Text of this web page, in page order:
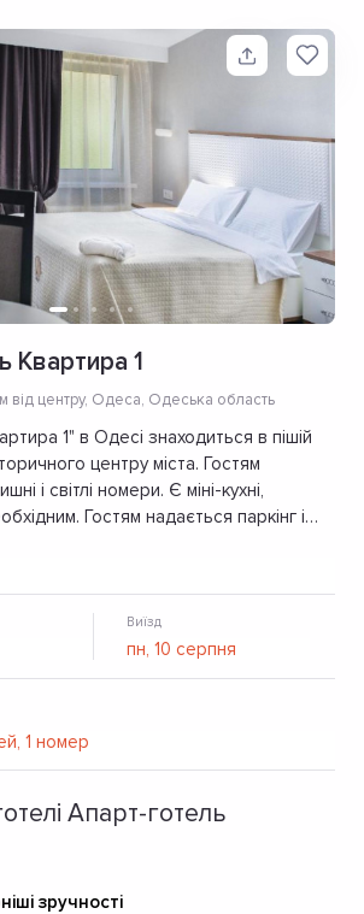
Квартира 1
від центру, Одеса, Одеська область
1" в Одесі знаходиться в пішій
центру міста. Гостям
і світлі номери. Є міні-кухні,
Гостям надається паркінг і
Виїзд
Апарт-готель
зручності